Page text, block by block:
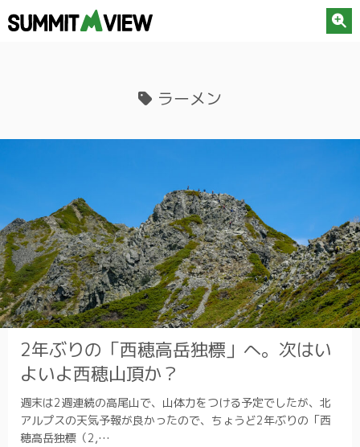
ラーメン
2年ぶりの「西穂高岳独標」へ。次はい
よいよ西穂山頂か？
週末は2週連続の高尾山で、山体力をつける予定でしたが、北
アルプスの天気予報が良かったので、ちょうど2年ぶりの「西
穂高岳独標（2,…